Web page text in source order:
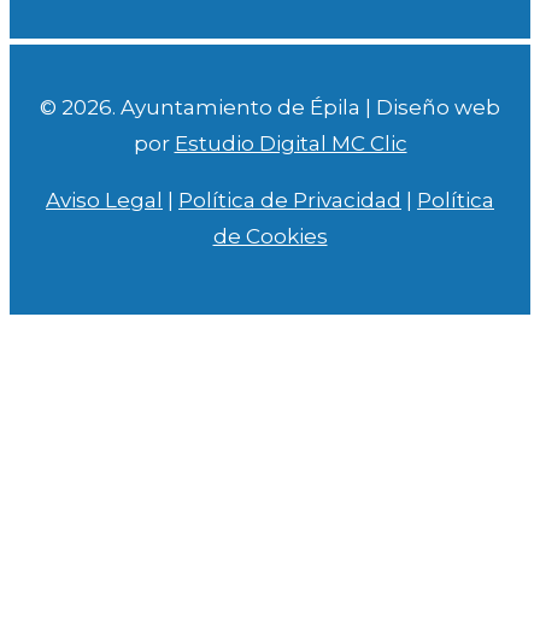
© 2026. Ayuntamiento de Épila | Diseño web
por Estudio Digital MC Clic
Aviso Legal | Política de Privacidad | Política
de Cookies